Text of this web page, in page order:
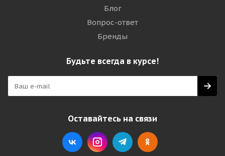
Блог
Вопрос-ответ
Бренды
Будьте всегда в курсе!
Оставайтесь на связи